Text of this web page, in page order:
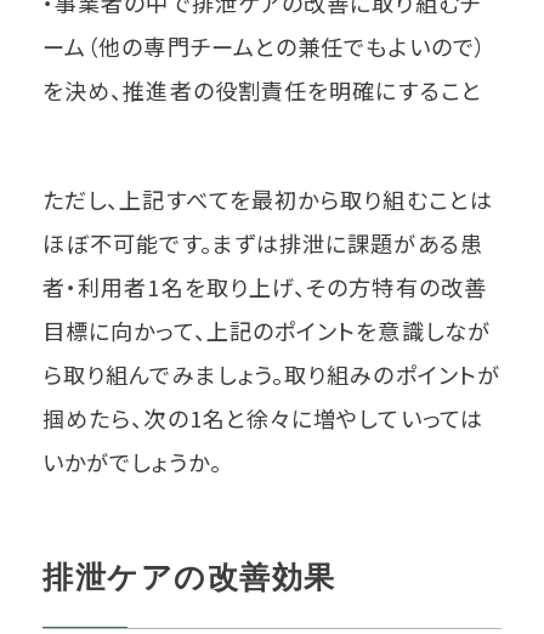
ーム（他の専門チームとの兼任でもよいので）
を決め、推進者の役割責任を明確にすること
ただし、上記すべてを最初から取り組むことは
ほぼ不可能です。まずは排泄に課題がある患
者・利用者1名を取り上げ、その方特有の改善
目標に向かって、上記のポイントを意識しなが
ら取り組んでみましょう。取り組みのポイントが
掴めたら、次の1名と徐々に増やしていっては
いかがでしょうか。
排泄ケアの改善効果